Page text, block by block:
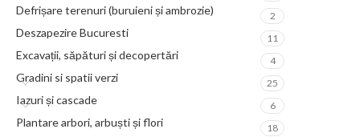
Defrișare terenuri (buruieni și ambrozie) 2
Deszapezire Bucuresti 11
Excavații, săpături și decopertări 4
Gradini si spatii verzi 25
Iazuri și cascade 6
Plantare arbori, arbuști și flori 18